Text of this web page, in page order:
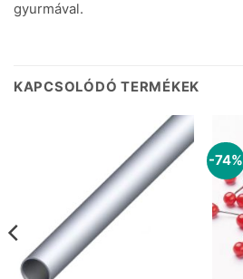
gyurmával.
KAPCSOLÓDÓ TERMÉKEK
-74%